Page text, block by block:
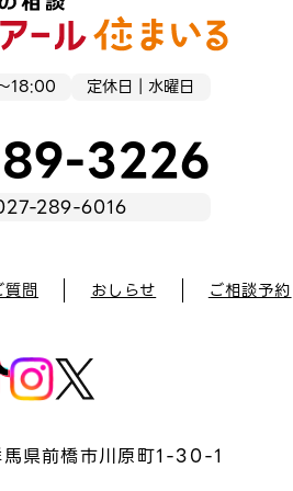
18:00 定休日｜水曜日
3226
289-6016
質問 おしらせ ご相談予約
県前橋市川原町1-30-1